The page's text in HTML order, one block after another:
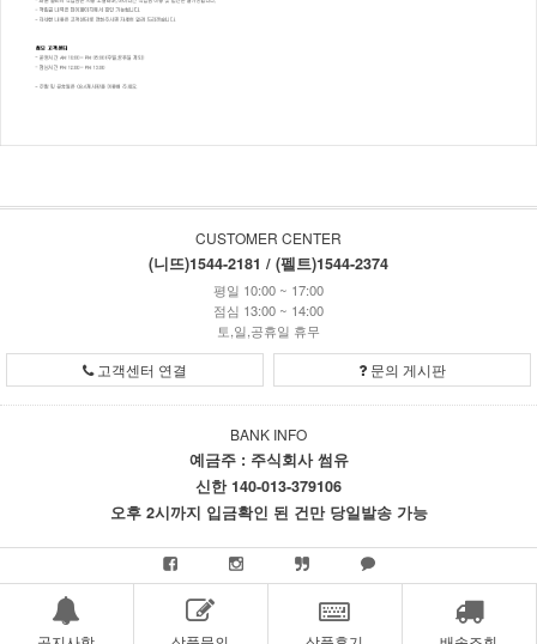
CUSTOMER CENTER
(니뜨)1544-2181 / (펠트)1544-2374
평일 10:00 ~ 17:00
점심 13:00 ~ 14:00
토,일,공휴일 휴무
고객센터 연결 문의 게시판
BANK INFO
예금주 : 주식회사 썸유
신한 140-013-379106
오후 2시까지 입금확인 된 건만 당일발송 가능